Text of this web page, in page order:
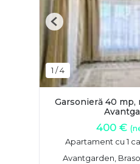
1 /4
Previous
Garsonieră 40 mp,
400 €
Apartament cu 1
Avantgarden,